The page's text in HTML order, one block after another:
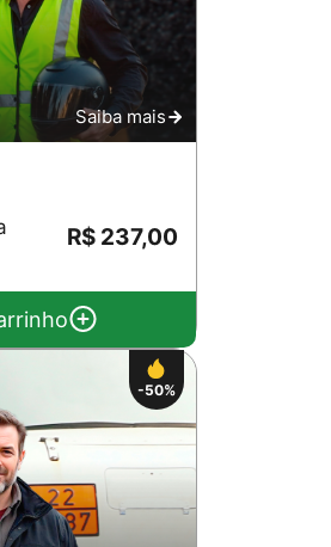
Saiba mais
R$ 237,00
-50%